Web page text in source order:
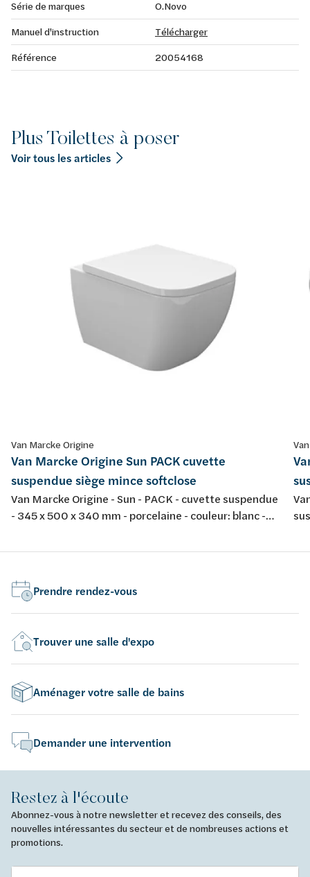
Série de marques
O.Novo
Manuel d'instruction
Télécharger
Référence
20054168
Plus Toilettes à poser
Voir tous les articles
Van Marcke Origine
Van Marcke Origine Sun PACK cuvette
suspendue siège mince softclose
Van Marcke Origine - Sun - PACK - cuvette suspendue
- 345 x 500 x 340 mm - porcelaine - couleur: blanc -
Prendre rendez-vous
Trouver une salle d'expo
Aménager votre salle de bains
Demander une intervention
Restez à l'écoute
Abonnez-vous à notre newsletter et recevez des conseils, des
nouvelles intéressantes du secteur et de nombreuses actions et
promotions.